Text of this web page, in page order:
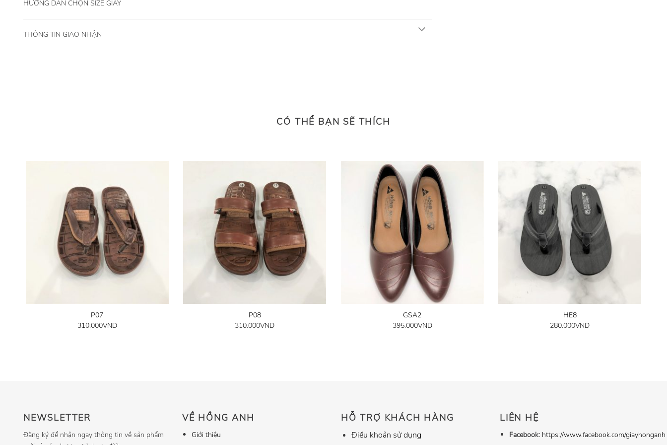
HƯỚNG DẪN CHỌN SIZE GIÀY
THÔNG TIN GIAO NHẬN
CÓ THỂ BẠN SẼ THÍCH
P07
310.000VND
P08
310.000VND
GSA2
395.000VND
HE8
280.000VND
NEWSLETTER
Đăng ký để nhận ngay thông tin về sản phẩm
VỀ HỒNG ANH
Giới thiệu
HỖ TRỢ KHÁCH HÀNG
Điều khoản sử dụng
LIÊN HỆ
Facebook: https://www.facebook.com/giayhonganh